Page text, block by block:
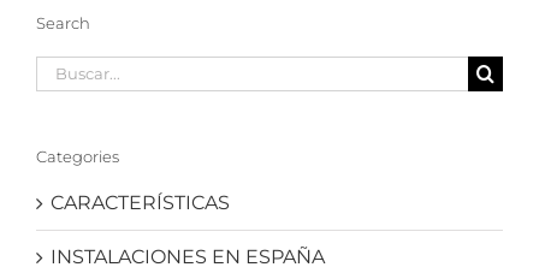
Search
Buscar:
Categories
CARACTERÍSTICAS
INSTALACIONES EN ESPAÑA